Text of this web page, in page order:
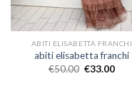
ABITI ELISABETTA FRANCHI
abiti elisabetta franchi
€50.00 €33.00